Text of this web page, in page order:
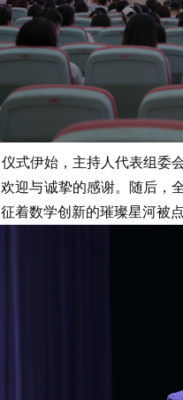
伊始，主持人代表组委
迎与诚挚的感谢。随后，
着数学创新的璀璨星河被点